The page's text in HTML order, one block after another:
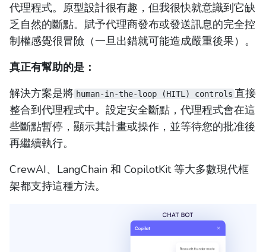
代理程式。原型設計很有趣，但我很快就意識到它缺
乏自然的斷點。賦予代理商發布或發送訊息的完全控
制權感覺很冒險（一旦出錯就可能造成嚴重後果）。
真正有幫助的是：
解決方案是將 human-in-the-loop (HITL) controls 直接
整合到代理程式中。設定安全斷點，代理程式會在這
些斷點暫停，顯示其計畫或操作，並等待您的批准後
再繼續執行。
CrewAI、LangChain 和 CopilotKit 等大多數現代框
架都支持這種方法。